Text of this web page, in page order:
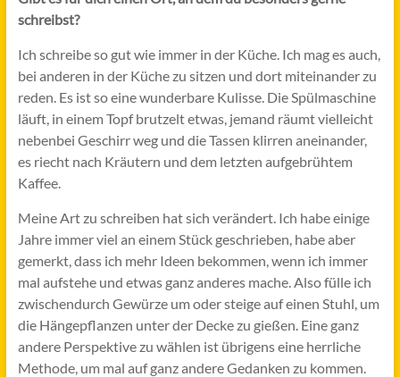
schreibst?
Ich schreibe so gut wie immer in der Küche. Ich mag es auch,
bei anderen in der Küche zu sitzen und dort miteinander zu
reden. Es ist so eine wunderbare Kulisse. Die Spülmaschine
läuft, in einem Topf brutzelt etwas, jemand räumt vielleicht
nebenbei Geschirr weg und die Tassen klirren aneinander,
es riecht nach Kräutern und dem letzten aufgebrühtem
Kaffee.
Meine Art zu schreiben hat sich verändert. Ich habe einige
Jahre immer viel an einem Stück geschrieben, habe aber
gemerkt, dass ich mehr Ideen bekommen, wenn ich immer
mal aufstehe und etwas ganz anderes mache. Also fülle ich
zwischendurch Gewürze um oder steige auf einen Stuhl, um
die Hängepflanzen unter der Decke zu gießen. Eine ganz
andere Perspektive zu wählen ist übrigens eine herrliche
Methode, um mal auf ganz andere Gedanken zu kommen.